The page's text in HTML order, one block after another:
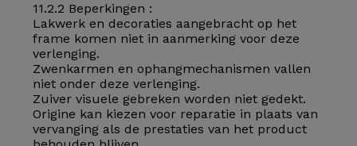
11.2.2 Beperkingen :
Lakwerk en decoraties aangebracht op het
frame komen niet in aanmerking voor deze
verlenging.
Zwenkarmen en ophangmechanismen vallen
niet onder deze verlenging.
Zuiver visuele gebreken worden niet gedekt.
Origine kan kiezen voor reparatie in plaats van
vervanging als de prestaties van het product